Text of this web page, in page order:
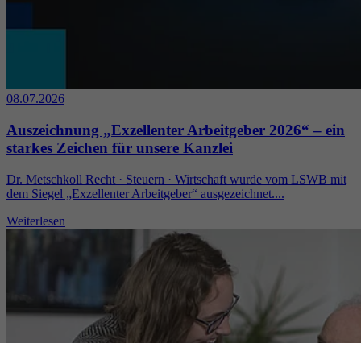
08.07.2026
Auszeichnung „Exzellenter Arbeitgeber 2026“ – ein
starkes Zeichen für unsere Kanzlei
Dr. Metschkoll Recht · Steuern · Wirtschaft wurde vom LSWB mit
dem Siegel „Exzellenter Arbeitgeber“ ausgezeichnet....
Weiterlesen